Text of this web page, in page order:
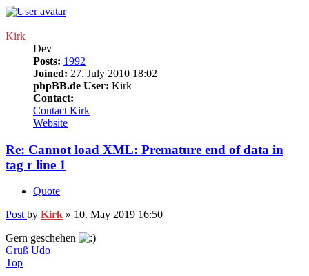
Kirk
Dev
Posts: 1992
Joined: 27. July 2010 18:02
phpBB.de User: Kirk
Contact:
Contact Kirk
Website
Re: Cannot load XML: Premature end of data in
tag r line 1
Quote
Post by Kirk » 10. May 2019 16:50
Gern geschehen
Gruß Udo
Top